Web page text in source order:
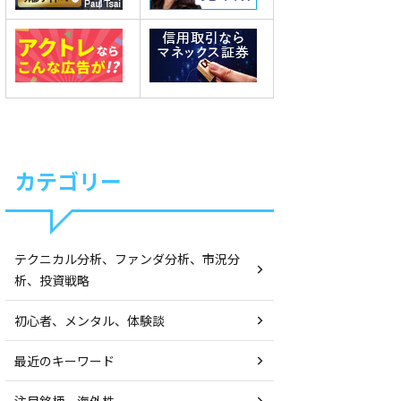
カテゴリー
テクニカル分析、ファンダ分析、市況分
析、投資戦略
初心者、メンタル、体験談
最近のキーワード